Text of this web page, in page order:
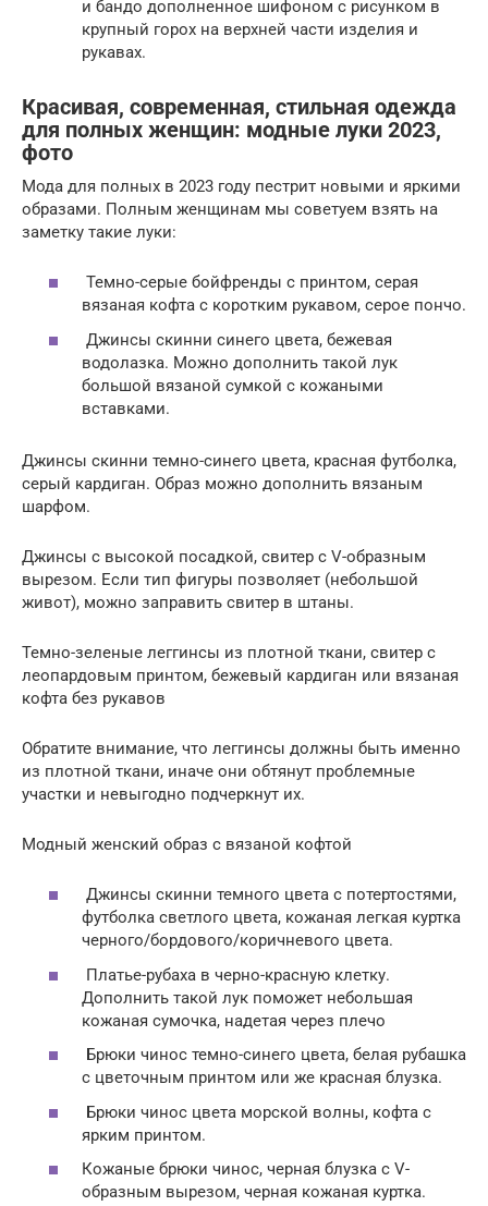
и бандо дополненное шифоном с рисунком в
крупный горох на верхней части изделия и
рукавах.
Красивая, современная, стильная одежда
для полных женщин: модные луки 2023,
фото
Мода для полных в 2023 году пестрит новыми и яркими
образами. Полным женщинам мы советуем взять на
заметку такие луки:
Темно-серые бойфренды с принтом, серая
вязаная кофта с коротким рукавом, серое пончо.
Джинсы скинни синего цвета, бежевая
водолазка. Можно дополнить такой лук
большой вязаной сумкой с кожаными
вставками.
Джинсы скинни темно-синего цвета, красная футболка,
серый кардиган. Образ можно дополнить вязаным
шарфом.
Джинсы с высокой посадкой, свитер с V-образным
вырезом. Если тип фигуры позволяет (небольшой
живот), можно заправить свитер в штаны.
Темно-зеленые леггинсы из плотной ткани, свитер с
леопардовым принтом, бежевый кардиган или вязаная
кофта без рукавов
Обратите внимание, что леггинсы должны быть именно
из плотной ткани, иначе они обтянут проблемные
участки и невыгодно подчеркнут их.
Модный женский образ с вязаной кофтой
Джинсы скинни темного цвета с потертостями,
футболка светлого цвета, кожаная легкая куртка
черного/бордового/коричневого цвета.
Платье-рубаха в черно-красную клетку.
Дополнить такой лук поможет небольшая
кожаная сумочка, надетая через плечо
Брюки чинос темно-синего цвета, белая рубашка
с цветочным принтом или же красная блузка.
Брюки чинос цвета морской волны, кофта с
ярким принтом.
Кожаные брюки чинос, черная блузка с V-
образным вырезом, черная кожаная куртка.